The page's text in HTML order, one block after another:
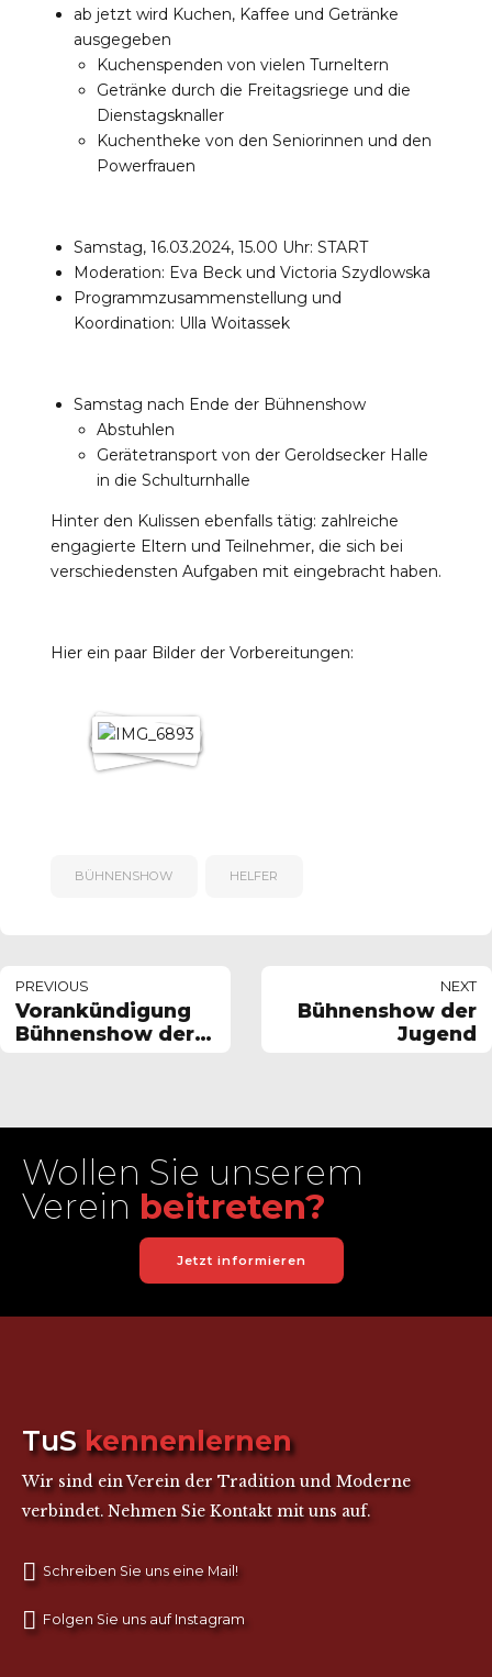
ab jetzt wird Kuchen, Kaffee und Getränke
ausgegeben
Kuchenspenden von vielen Turneltern
Getränke durch die Freitagsriege und die
Dienstagsknaller
Kuchentheke von den Seniorinnen und den
Powerfrauen
Samstag, 16.03.2024, 15.00 Uhr: START
Moderation: Eva Beck und Victoria Szydlowska
Programmzusammenstellung und
Koordination: Ulla Woitassek
Samstag nach Ende der Bühnenshow
Abstuhlen
Gerätetransport von der Geroldsecker Halle
in die Schulturnhalle
Hinter den Kulissen ebenfalls tätig: zahlreiche
engagierte Eltern und Teilnehmer, die sich bei
verschiedensten Aufgaben mit eingebracht haben.
Hier ein paar Bilder der Vorbereitungen:
BÜHNENSHOW HELFER
PREVIOUS
Vorankündigung
Bühnenshow der
NEXT
Bühnenshow der
Jugend
Wollen Sie unserem
Verein beitreten?
Jetzt informieren
TuS kennenlernen
Wir sind ein Verein der Tradition und Moderne
verbindet. Nehmen Sie Kontakt mit uns auf.
Schreiben Sie uns eine Mail!
Folgen Sie uns auf Instagram